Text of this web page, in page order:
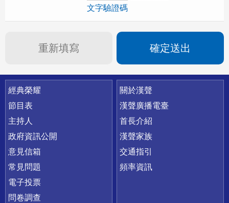
文字驗證碼
重新填寫 確定送出
快速連結
經典榮耀
節目表
主持人
政府資訊公開
意見信箱
常見問題
電子投票
問卷調查
關於漢聲
漢聲廣播電臺
首長介紹
漢聲家族
交通指引
頻率資訊